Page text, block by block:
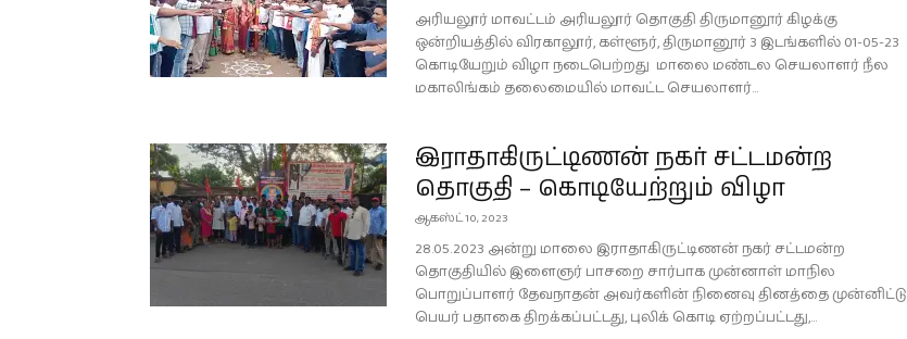
அரியலூர் மாவட்டம் அரியலூர் தொகுதி திருமானூர் கிழக்கு
ஒன்றியத்தில் விரகாலூர், கள்ளூர், திருமானூர் 3 இடங்களில் 01-05-23
கொடியேறும் விழா நடைபெற்றது மாலை மண்டல செயலாளர் நீல
மகாலிங்கம் தலைமையில் மாவட்ட செயலாளர்...
இராதாகிருட்டிணன் நகர் சட்டமன்ற
தொகுதி – கொடியேற்றும் விழா
ஆகஸ்ட் 10, 2023
28.05.2023 அன்று மாலை இராதாகிருட்டிணன் நகர் சட்டமன்ற
தொகுதியில் இளைஞர் பாசறை சார்பாக முன்னாள் மாநில
பொறுப்பாளர் தேவநாதன் அவர்களின் நினைவு தினத்தை முன்னிட்டு
பெயர் பதாகை திறக்கப்பட்டது, புலிக் கொடி ஏற்றப்பட்டது,...